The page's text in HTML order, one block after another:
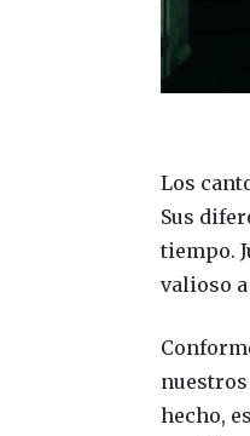
Los
Sus
tiempo.
valioso
hecho,